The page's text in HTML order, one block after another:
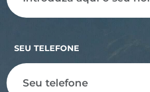
SEU TELEFONE